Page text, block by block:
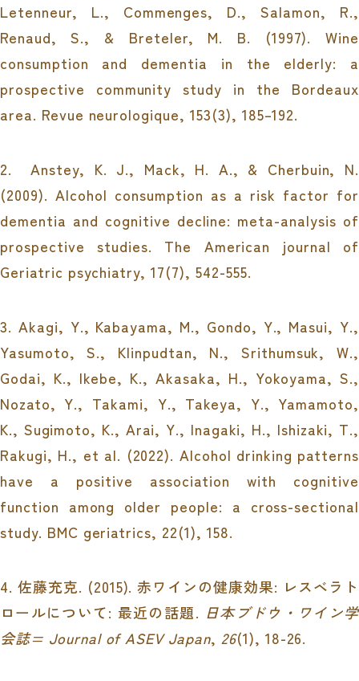
Letenneur, L., Commenges, D., Salamon, R.,
Renaud, S., & Breteler, M. B. (1997). Wine
consumption and dementia in the elderly: a
prospective community study in the Bordeaux
area. Revue neurologique, 153(3), 185–192.
2.Anstey, K. J., Mack, H. A., & Cherbuin, N.
(2009). Alcohol consumption as a risk factor for
dementia and cognitive decline: meta-analysis of
prospective studies. The American journal of
Geriatric psychiatry,17(7), 542-555.
3. Akagi, Y., Kabayama, M., Gondo, Y., Masui, Y.,
Yasumoto, S., Klinpudtan, N., Srithumsuk, W.,
Godai, K., Ikebe, K., Akasaka, H., Yokoyama, S.,
Nozato, Y., Takami, Y., Takeya, Y., Yamamoto,
K., Sugimoto, K., Arai, Y., Inagaki, H., Ishizaki, T.,
Rakugi, H., et al. (2022). Alcohol drinking patterns
have a positive association with cognitive
function among older people: a cross-sectional
study. BMC geriatrics, 22(1), 158.
4. 佐藤充克. (2015). 赤ワインの健康効果: レスベラト
ロールについて: 最近の話題. 日本ブドウ・ワイン学
会誌= Journal of ASEV Japan, 26(1), 18-26.